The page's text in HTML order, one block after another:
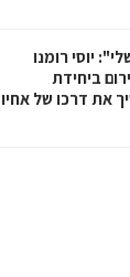
יוסי רומנו
ביחידת
את דרכו של אחיו